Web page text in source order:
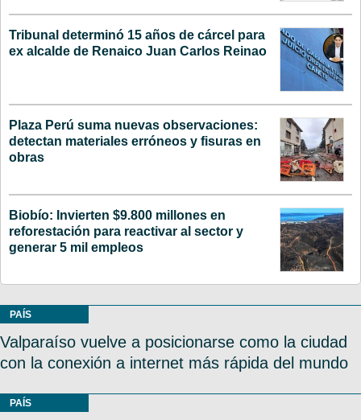
Tribunal determinó 15 años de cárcel para
ex alcalde de Renaico Juan Carlos Reinao
Plaza Perú suma nuevas observaciones:
detectan materiales erróneos y fisuras en
obras
Biobío: Invierten $9.800 millones en
reforestación para reactivar al sector y
generar 5 mil empleos
PAÍS
Valparaíso vuelve a posicionarse como la ciudad
con la conexión a internet más rápida del mundo
PAÍS